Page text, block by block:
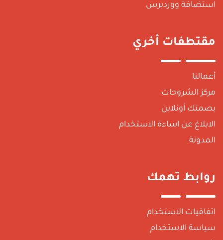
ووردبرس
أخري
الشروحات
أونلاين
عن اساءة الاستخدام
تهمك
الاستخدام
الاستخدام